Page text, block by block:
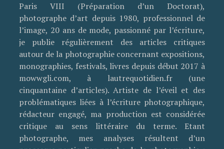
Paris VIII (Préparation d’un Doctorat),
photographe d’art depuis 1980, professionnel de
l’image, 20 ans de mode, passionné par l’écriture,
je publie régulièrement des articles critiques
autour de la photographie concernant expositions,
monographies, festivals, livres depuis début 2017 à
mowwgli.com, à lautrequotidien.fr (une
cinquantaine d’articles). Artiste de l’éveil et des
problématiques liées à l’écriture photographique,
rédacteur engagé, ma production est considérée
critique au sens littéraire du terme. Etant
photographe, mes analyses résultent d’un